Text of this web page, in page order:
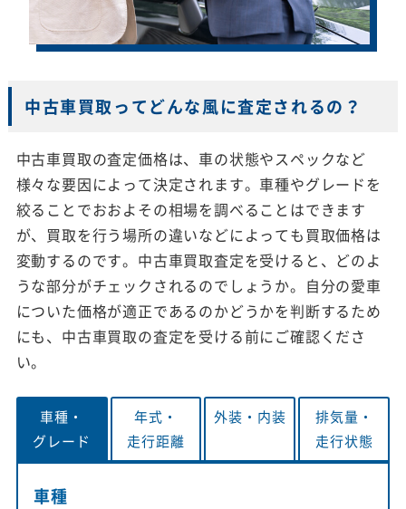
中古車買取ってどんな風に査定されるの？
中古車買取の査定価格は、車の状態やスペックなど
様々な要因によって決定されます。車種やグレードを
絞ることでおおよその相場を調べることはできます
が、買取を行う場所の違いなどによっても買取価格は
変動するのです。中古車買取査定を受けると、どのよ
うな部分がチェックされるのでしょうか。自分の愛車
についた価格が適正であるのかどうかを判断するため
にも、中古車買取の査定を受ける前にご確認くださ
い。
車種・
グレード
年式・
走行距離
外装・ 内装
排気量・
走行状態
車種